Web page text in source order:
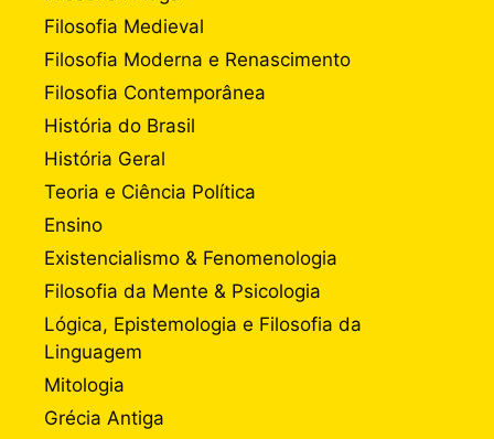
Filosofia Medieval
Filosofia Moderna e Renascimento
Filosofia Contemporânea
História do Brasil
História Geral
Teoria e Ciência Política
Ensino
Existencialismo & Fenomenologia
Filosofia da Mente & Psicologia
Lógica, Epistemologia e Filosofia da
Linguagem
Mitologia
Grécia Antiga